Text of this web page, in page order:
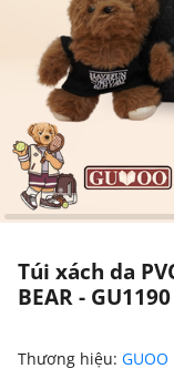
Túi xách da
BEAR - GU1190
Thương hiệu: GUOO